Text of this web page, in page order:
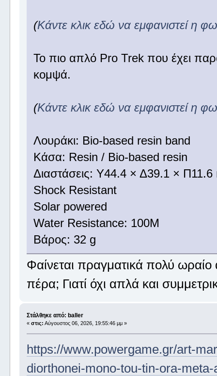
(Κάντε κλικ εδώ να εμφανιστεί η
To πιο απλό Pro Trek που έχει
κομψά.
(Κάντε κλικ εδώ να εμφανιστεί η
Λουράκι: Bio-based resin band
Κάσα: Resin / Bio-based resin
Διαστάσεις: Υ44.4 × Δ39.1 × Π11.6
Shock Resistant
Solar powered
Water Resistance: 100M
Βάρος: 32 g
Φαίνεται πραγματικά πολύ ωραίο
πέρα; Γιατί όχι απλά και
Στάλθηκε από: baller
« στις: Αύγουστος 06, 2026, 19:55:46 μμ »
https://www.powergame.gr/art-
diorthonei-mono-tou-tin-ora-